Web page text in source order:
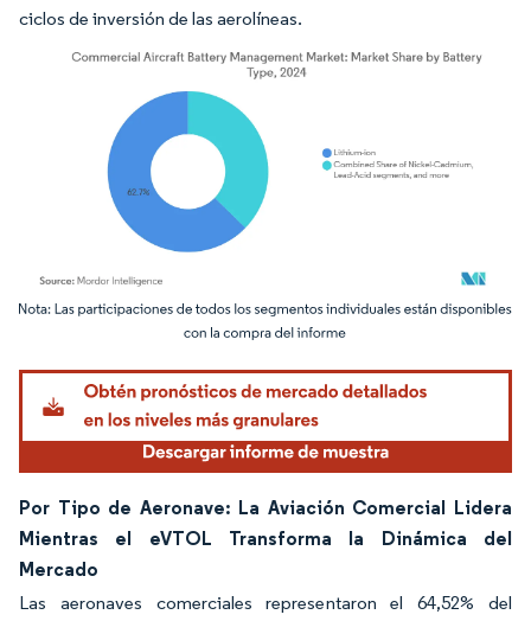
ciclos de inversión de las aerolíneas.
Imagen © Mordor Intelligence. El uso requiere atribución según CC BY 4.0.
Por Tipo de Aeronave: La Aviación Comercial Lidera
Mientras el eVTOL Transforma la Dinámica del
Mercado
Las aeronaves comerciales representaron el 64,52% del